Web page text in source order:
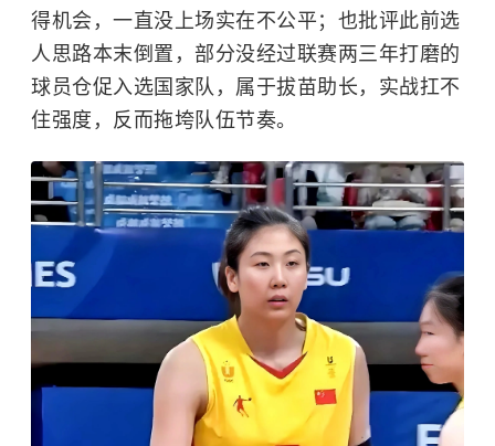
得机会，一直没上场实在不公平；也批评此前选
人思路本末倒置，部分没经过联赛两三年打磨的
球员仓促入选国家队，属于拔苗助长，实战扛不
住强度，反而拖垮队伍节奏。